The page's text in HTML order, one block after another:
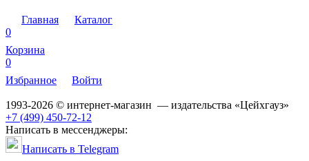
Главная
Каталог
0
Корзина
0
Избранное
Войти
1993-2026 © интернет-магазин — издательства «Цейхгауз»
+7 (499) 450-72-12
Написать в мессенджеры:
Написать в Telegram